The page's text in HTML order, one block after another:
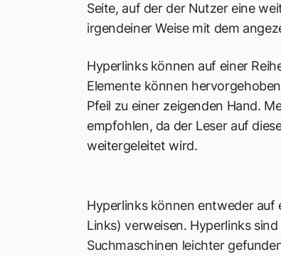
Seite, auf der der Nutzer eine
irgendeiner Weise mit dem
Hyperlinks können auf einer
Elemente können
Pfeil zu einer zeigenden Hand.
empfohlen, da der Leser auf
weitergeleitet wird.
Hyperlinks können entweder auf
Links) verweisen. Hyperlinks
Suchmaschinen leichter